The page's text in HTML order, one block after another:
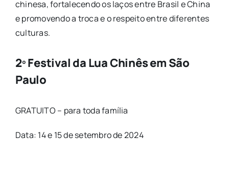
chinesa, fortalecendo os laços entre Brasil e China
e promovendo a troca e o respeito entre diferentes
culturas.
2º Festival da Lua Chinês em São
Paulo
GRATUITO – para toda família
Data: 14 e 15 de setembro de 2024